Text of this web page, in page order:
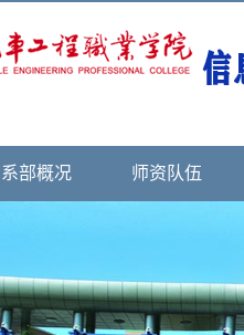
系部概况 师资队伍